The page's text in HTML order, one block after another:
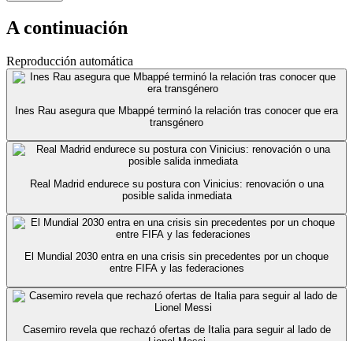
A continuación
Reproducción automática
Ines Rau asegura que Mbappé terminó la relación tras conocer que era
transgénero
Real Madrid endurece su postura con Vinicius: renovación o una
posible salida inmediata
El Mundial 2030 entra en una crisis sin precedentes por un choque
entre FIFA y las federaciones
Casemiro revela que rechazó ofertas de Italia para seguir al lado de